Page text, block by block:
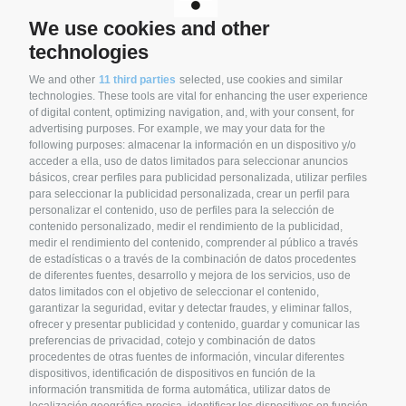
We use cookies and other
technologies
We and other 11 third parties selected, use cookies and similar
technologies. These tools are vital for enhancing the user experience
of digital content, optimizing navigation, and, with your consent, for
advertising purposes. For example, we may your data for the
following purposes: almacenar la información en un dispositivo y/o
acceder a ella, uso de datos limitados para seleccionar anuncios
básicos, crear perfiles para publicidad personalizada, utilizar perfiles
para seleccionar la publicidad personalizada, crear un perfil para
personalizar el contenido, uso de perfiles para la selección de
contenido personalizado, medir el rendimiento de la publicidad,
medir el rendimiento del contenido, comprender al público a través
de estadísticas o a través de la combinación de datos procedentes
de diferentes fuentes, desarrollo y mejora de los servicios, uso de
datos limitados con el objetivo de seleccionar el contenido,
garantizar la seguridad, evitar y detectar fraudes, y eliminar fallos,
ofrecer y presentar publicidad y contenido, guardar y comunicar las
preferencias de privacidad, cotejo y combinación de datos
procedentes de otras fuentes de información, vincular diferentes
dispositivos, identificación de dispositivos en función de la
información transmitida de forma automática, utilizar datos de
info@syncro-group.com
Partita IVA IT02989460122
SIGNUP FOR NEWSLETTER
Stay up to date on news and promotions.
CLICK HERE TO SIGN UP
SYNCRO GROUP COMPANIES: